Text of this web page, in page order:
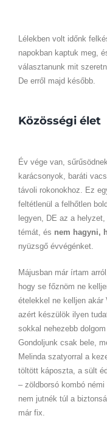
Lélekben volt időnk
napokban kaptuk meg,
választanunk mit
De erről majd később.
Közösségi élet
Év vége van,
karácsonyok, baráti
távoli rokonokhoz. Ez
feltétlenül a felhőtlen
legyen, DE az a
témát, és nem hagyni,
nyüzsgő évvégénket.
Májusban már írtam
hogy se főznöm ne
ételekkel ne kelljen akár
azért készülök ilyen
sokkal nehezebb
Gondoljunk csak bele,
Melinda szatyorral a
töltött káposzta, a sült
– zöldborsó kombó
nem jutnék túl a
már fix.